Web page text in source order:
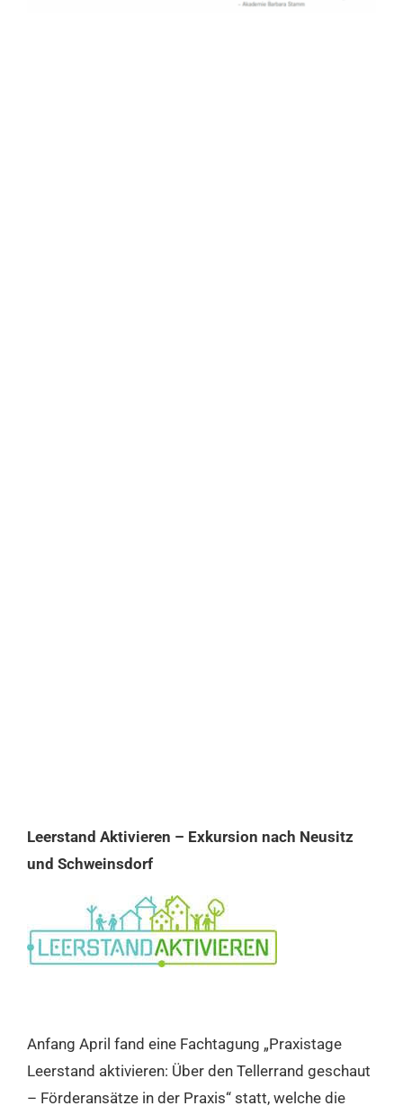
Leerstand Aktivieren – Exkursion nach Neusitz
und Schweinsdorf
Anfang April fand eine Fachtagung „Praxistage
Leerstand aktivieren: Über den Tellerrand geschaut
– Förderansätze in der Praxis“ statt, welche die